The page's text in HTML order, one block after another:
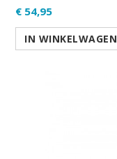
€ 54,95
IN WINKELWAGEN